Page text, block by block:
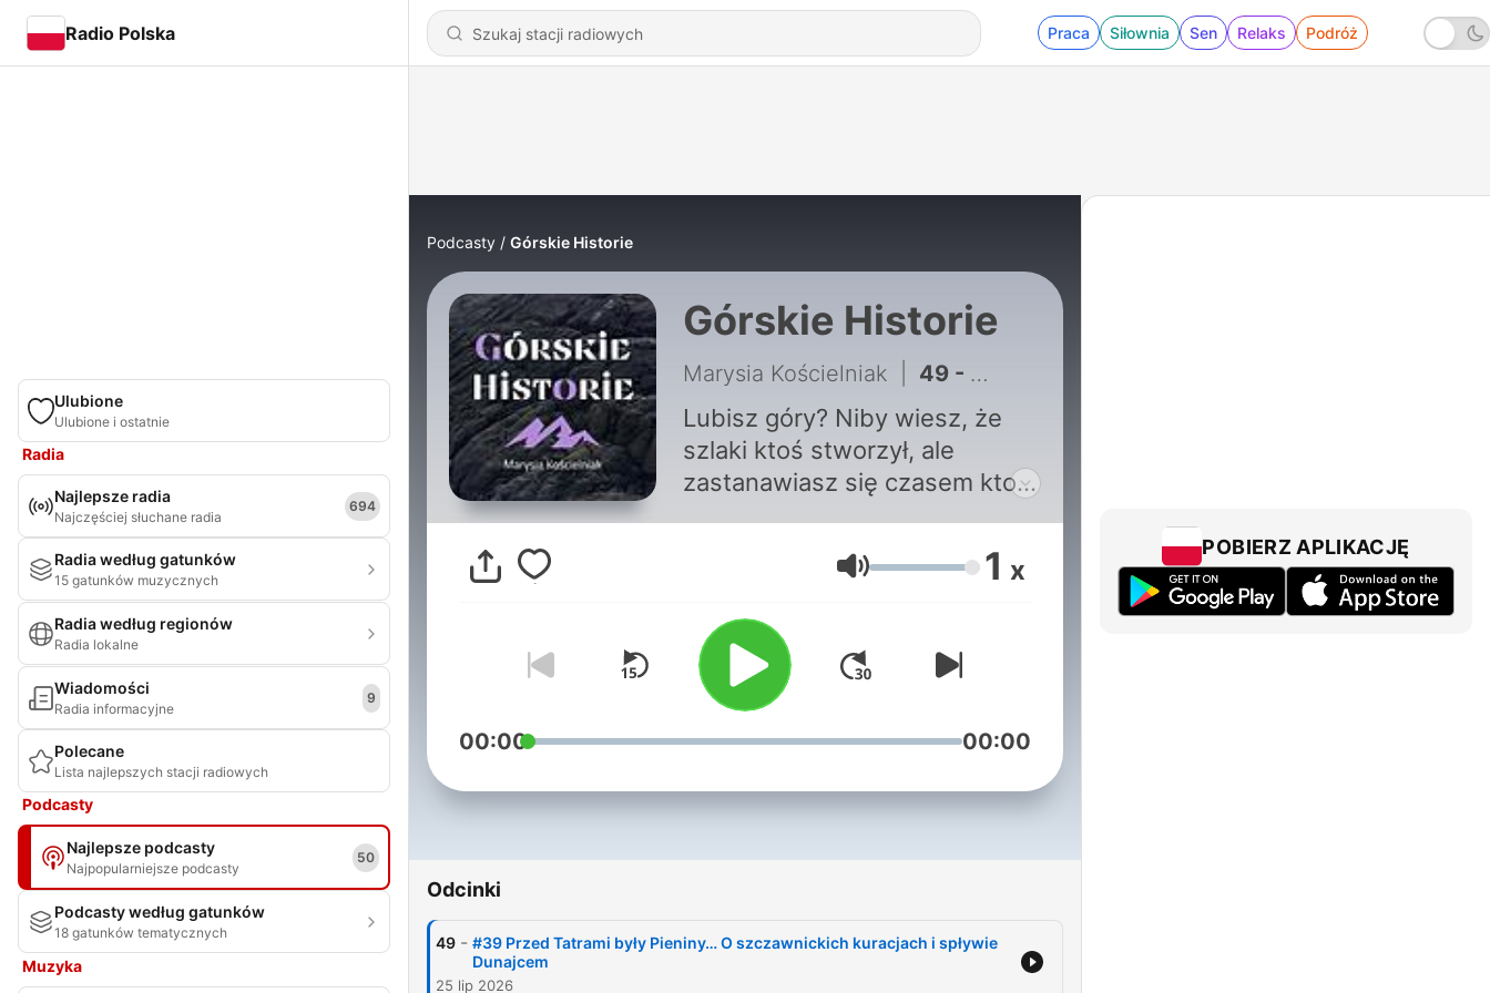
Radio Polska Praca Siłownia Sen Relaks Podróż
Ulubione
Ulubione i ostatnie
Radia
Najlepsze radia
Najczęściej słuchane radia
694
Radia według gatunków
15 gatunków muzycznych
Radia według regionów
Radia lokalne
Wiadomości
Radia informacyjne
9
Polecane
Lista najlepszych stacji radiowych
Podcasty
Najlepsze podcasty
Najpopularniejsze podcasty
50
Podcasty według gatunków
18 gatunków tematycznych
Muzyka
Podcasty Górskie Historie
Górskie Historie
Marysia Kościelniak 49 - #39 Przed Tatrami były Pieniny… O szczawnickich kuracjach i spływie Dunajcem
Lubisz góry? Niby wiesz, że
szlaki ktoś stworzył, ale
zastanawiasz się czasem kto,
odpowiedzi na te pytania. Mam
na imię Marysia i jestem
humanistycznych. Od 7 lat
badam górskie tematy w
kulturze, literaturze i historii. W
podkaście cytuję stare książki,
opowiadam o własnych
wszystko, żeby pomóc Ci
chodzenia po nich większą
Głośność 1 x
00:00 00:00
Odcinki
49 - #39 Przed Tatrami były Pieniny… O szczawnickich kuracjach i spływie
Dunajcem
25 lip 2026
POBIERZ APLIKACJĘ